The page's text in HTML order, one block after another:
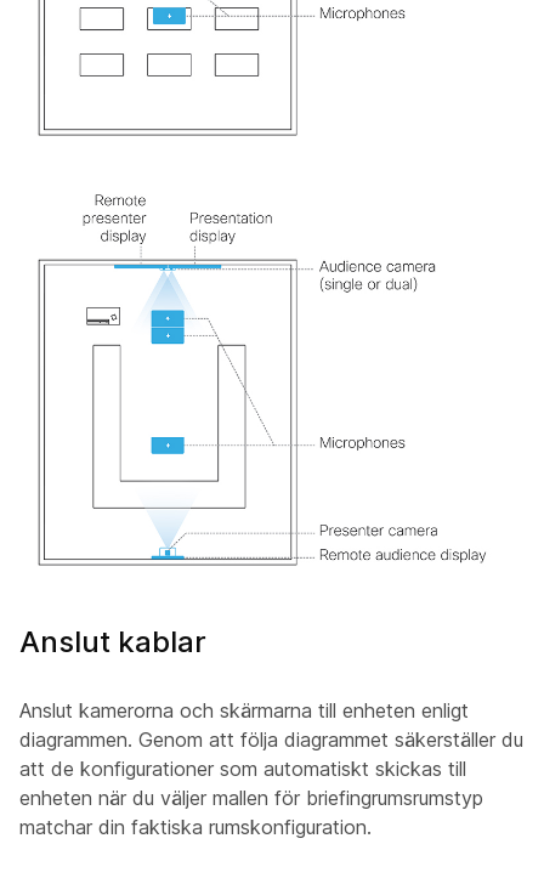
Anslut kablar
Anslut kamerorna och skärmarna till enheten enligt
diagrammen. Genom att följa diagrammet säkerställer du
att de konfigurationer som automatiskt skickas till
enheten när du väljer mallen för briefingrumsrumstyp
matchar din faktiska rumskonfiguration.